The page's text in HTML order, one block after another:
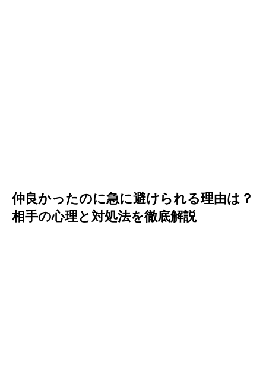
仲良かったのに急に避けられる理由は？
相手の心理と対処法を徹底解説